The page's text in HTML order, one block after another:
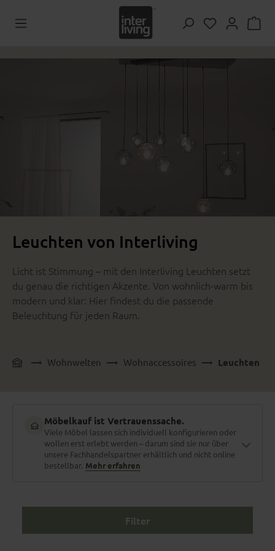
Zum Hauptinhalt springen
Du hast 0
Leuchten von Interliving
Licht ist Stimmung – mit den Interliving Leuchten setzt
du genau die richtigen Akzente. Von wohnlich-warm bis
modern und klar: Hier findest du die passende
Beleuchtung für jeden Raum.
Wohnwelten Wohnaccessoires Leuchten
Möbelkauf ist Vertrauenssache.
Viele Möbel lassen sich individuell konfigurieren oder
wollen erst erlebt werden – darum sind sie nur über
unsere Fachhandelspartner erhältlich und nicht online
bestellbar. Mehr erfahren
Stoffe und Holzarten erlebt man nicht am Bildschirm. Polster
Filter